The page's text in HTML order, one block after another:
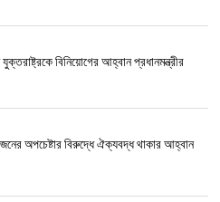
বিনিয়োগের আহ্বান প্রধানমন্ত্রীর
অপচেষ্টার বিরুদ্ধে ঐক্যবদ্ধ থাকার আহ্বান